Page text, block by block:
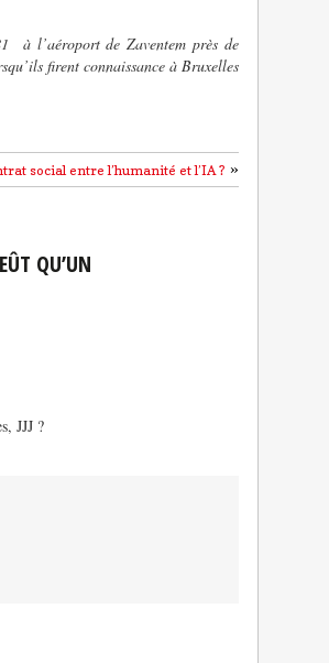
à l’aéroport de Zaventem près de
firent connaissance à Bruxelles
social entre l’humanité et l’IA ? »
QU’UN
JJJ ?